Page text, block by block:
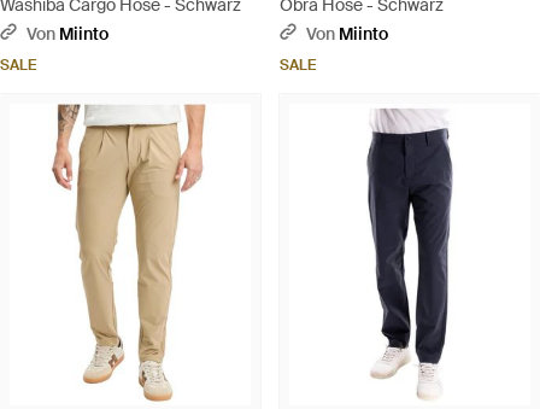
Washiba Cargo Hose - Schwarz
Von Miinto
SALE
Obra Hose - Schwarz
Von Miinto
SALE